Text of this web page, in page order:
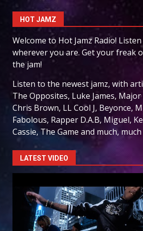
HOT JAMZ
Welcome to Hot Jamz Radio!
wherever you are. Get your freak
the jam!
Listen to the newest jamz, with
The Opposites, Luke James, Major
Chris Brown, LL Cool J, Beyonce,
Fabolous, Rapper D.A.B, Miguel,
Cassie, The Game and much,
LATEST VIDEO